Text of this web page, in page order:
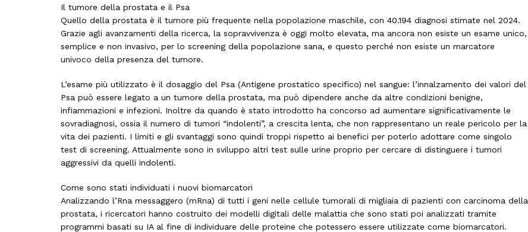
Il tumore della prostata e il Psa
Quello della prostata è il tumore più frequente nella popolazione maschile, con 40.194 diagnosi stimate nel 2024.
Grazie agli avanzamenti della ricerca, la sopravvivenza è oggi molto elevata, ma ancora non esiste un esame unico,
semplice e non invasivo, per lo screening della popolazione sana, e questo perché non esiste un marcatore
univoco della presenza del tumore.
L’esame più utilizzato è il dosaggio del Psa (Antigene prostatico specifico) nel sangue: l’innalzamento dei valori del
Psa può essere legato a un tumore della prostata, ma può dipendere anche da altre condizioni benigne,
infiammazioni e infezioni. Inoltre da quando è stato introdotto ha concorso ad aumentare significativamente le
sovradiagnosi, ossia il numero di tumori “indolenti”, a crescita lenta, che non rappresentano un reale pericolo per la
vita dei pazienti. I limiti e gli svantaggi sono quindi troppi rispetto ai benefici per poterlo adottare come singolo
test di screening. Attualmente sono in sviluppo altri test sulle urine proprio per cercare di distinguere i tumori
aggressivi da quelli indolenti.
Come sono stati individuati i nuovi biomarcatori
Analizzando l’Rna messaggero (mRna) di tutti i geni nelle cellule tumorali di migliaia di pazienti con carcinoma della
prostata, i ricercatori hanno costruito dei modelli digitali delle malattia che sono stati poi analizzati tramite
programmi basati su IA al fine di individuare delle proteine che potessero essere utilizzate come biomarcatori.